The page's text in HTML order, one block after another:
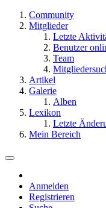
Community
Mitglieder
Letzte
Benutzer
Team
Artikel
Galerie
Alben
Lexikon
Letzte
Mein Bereich
Anmelden
Registrieren